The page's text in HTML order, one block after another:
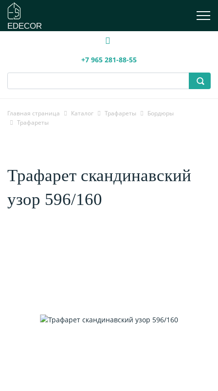
EDECOR
+7 965 281-88-55
Главная страница Каталог Трафареты
Бордюры
Трафареты
Трафарет скандинавский
узор 596/160